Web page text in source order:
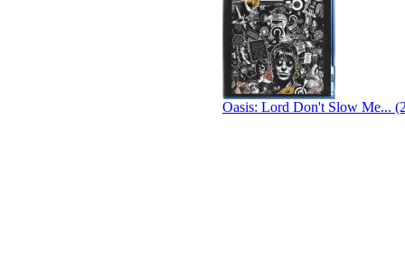
Oasis: Lord Don't Slow Me...